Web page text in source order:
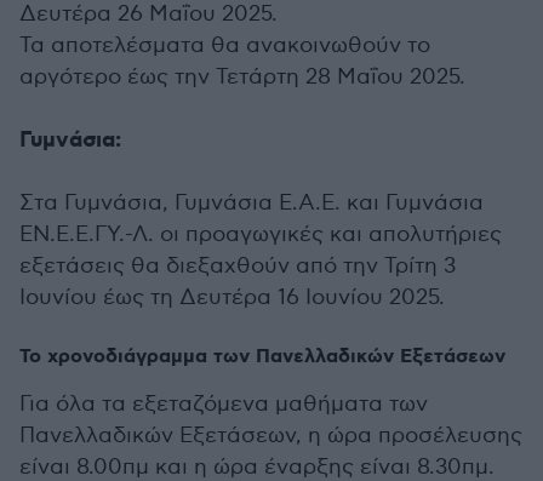
Δευτέρα 26 Μαΐου 2025.
Τα αποτελέσματα θα ανακοινωθούν το
αργότερο έως την Τετάρτη 28 Μαΐου 2025.
Γυμνάσια:
Στα Γυμνάσια, Γυμνάσια Ε.Α.Ε. και Γυμνάσια
ΕΝ.Ε.Ε.ΓΥ.-Λ. οι προαγωγικές και απολυτήριες
εξετάσεις θα διεξαχθούν από την Τρίτη 3
Ιουνίου έως τη Δευτέρα 16 Ιουνίου 2025.
Το χρονοδιάγραμμα των Πανελλαδικών Εξετάσεων
Για όλα τα εξεταζόμενα μαθήματα των
Πανελλαδικών Εξετάσεων, η ώρα προσέλευσης
είναι 8.00πμ και η ώρα έναρξης είναι 8.30πμ.